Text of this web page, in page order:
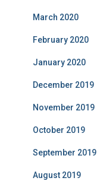
March 2020
February 2020
January 2020
December 2019
November 2019
October 2019
September 2019
August 2019